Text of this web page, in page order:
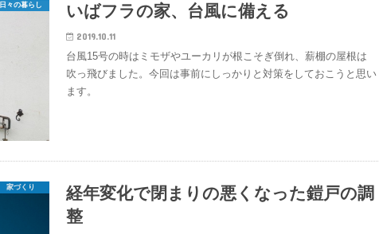
日々の暮らし いばフラの家、台風に備える
2019.10.11
台風15号の時はミモザやユーカリが根こそぎ倒れ、薪棚の屋根は
吹っ飛びました。今回は事前にしっかりと対策をしておこうと思い
ます。
家づくり
経年変化で閉まりの悪くなった鎧戸の調
整